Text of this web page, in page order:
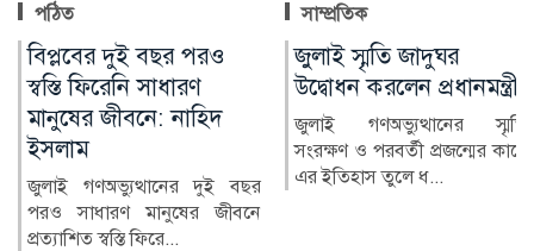
পঠিত সাম্প্রতিক
জুলাই স্মৃতি জাদুঘর
উদ্বোধন করলেন প্রধানমন্ত্রী
জুলাই গণঅভ্যুত্থানের স্মৃতি
সংরক্ষণ ও পরবর্তী প্রজন্মের কাছে
এর ইতিহাস তুলে ধ...
আল-আকসা দখলের পথে
ইসরাইল
জেরুজালেমের পবিত্র আল-আকসা
মসজিদ ও ডোম অব দ্য রক ঘিরে
পরিস্থিতি উত্তপ্ত হয়ে উ...